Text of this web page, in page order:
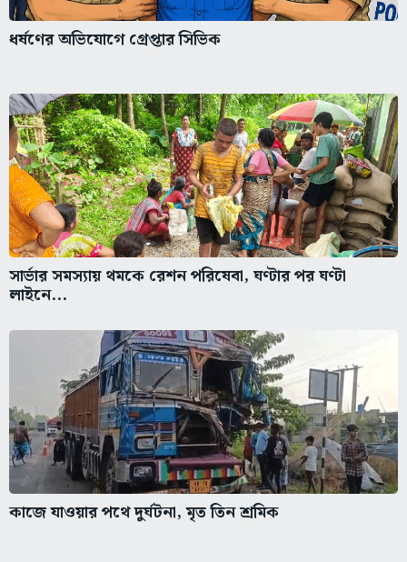
ধর্ষণের অভিযোগে গ্রেপ্তার সিভিক
সার্ভার সমস্যায় থমকে রেশন পরিষেবা, ঘণ্টার পর ঘণ্টা
লাইনে...
কাজে যাওয়ার পথে দুর্ঘটনা, মৃত তিন শ্রমিক